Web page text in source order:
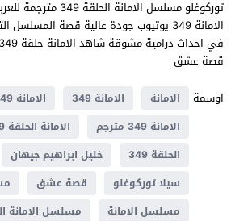
توركوغلو مسلسل
الامانة 349 يوتيوب جودة عالية قصة
قصة عشق
اوسمة
الامانة الامانة 349
الامانة 349 قصة عشق
الامانة 349 مترجم
الامانة الحلقة 349
الحلقة 349
خليل ابراهيم جيهان
سيلا توركوغلو
قصة عشق
مسلسل الامانة
مسلسل الامانة